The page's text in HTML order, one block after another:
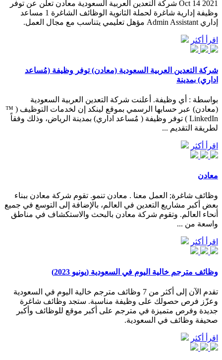
Oct 14 2021 شركة التعدين العربية السعودية معادن تعلن عن توفر
وظيفة إدارية شاغرة لحملة الثانوية الوظائف الشاغرة 1 مساعد
إداري Admin Assistant مؤهل تعليمي يتناسب مع مجال العمل.
اقرأ أكثر
شركة التعدين العربية السعودية (معادن) توفر وظيفة (مُساعد
اداري) بمدينة
بواسطة : أي وظيفة. أعلنت شركة التعدين العربية السعودية
(معادن) عبر حسابها الرسمي بموقع لينكد إن لخدمات التوظيف ( ™
LinkedIn ) توفر وظيفة ( مُساعد اداري) بمدينة الرياض، وذلك وفقاً
لطريقة التقديم ...
اقرأ أكثر
معادن
وظائف شاغرة; العمل معنا . معادن تنمو. تقوم شركة معادن ببناء
بعض أكبر مشاريع التعدين في العالم، بالإضافة إلى التوسع في جميع
أنحاء العالم. وتقوم شركة معادن بالبحث والاستكشاف في مناطق
واسعة من ...
اقرأ أكثر
وظائف مترجم خالية اليوم في السعودية (يونيو 2023)
تقدم الآن إلى أكثر من 7 وظائف مترجم خالية اليوم في السعودية
وعزّز فرص حصولك على وظيفة مناسبة. ستجد وظائف شاغرة
جديدة وفرص متميزة في مترجم على أكبر موقع للوظائف وأكبر
صحيفة وظائف في السعودية.
اقرأ أكثر